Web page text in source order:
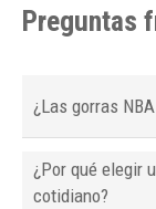
Preguntas
¿Las gorras
¿Por qué elegir
cotidiano?